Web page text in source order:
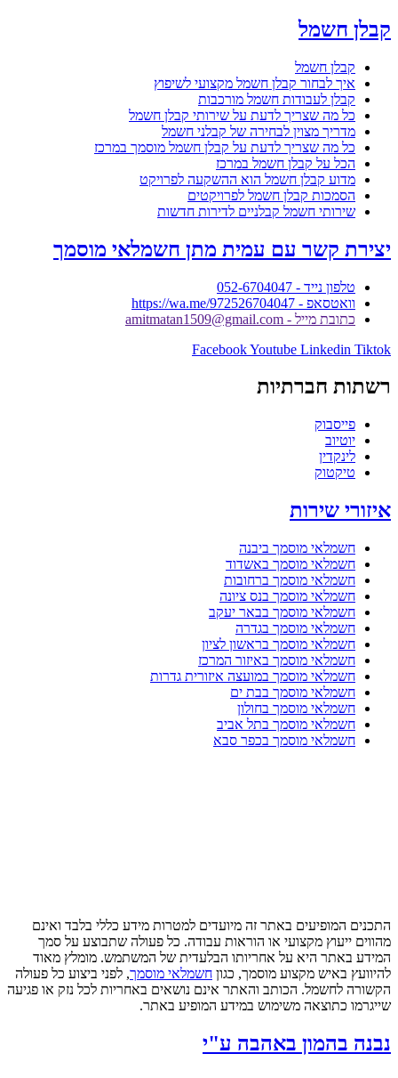
קבלן חשמל
קבלן חשמל
איך לבחור קבלן חשמל מקצועי לשיפוץ
קבלן לעבודות חשמל מורכבות
כל מה שצריך לדעת על שירותי קבלן חשמל
מדריך מצוין לבחירה של קבלני חשמל
כל מה שצריך לדעת על קבלן חשמל מוסמך במרכז
הכל על קבלן חשמל במרכז
מדוע קבלן חשמל הוא ההשקעה לפרויקט
הסמכות קבלן חשמל לפרויקטים
שירותי חשמל קבלניים לדירות חדשות
יצירת קשר עם עמית מתן חשמלאי מוסמך
טלפון נייד - 052-6704047
וואטסאפ - https://wa.me/972526704047
כתובת מייל - amitmatan1509@gmail.com
FacebookYoutube Linkedin Tiktok
רשתות חברתיות
פייסבוק
יוטיוב
לינקדין
טיקטוק
איזורי שירות
חשמלאי מוסמך ביבנה
חשמלאי מוסמך באשדוד
חשמלאי מוסמך ברחובות
חשמלאי מוסמך בנס ציונה
חשמלאי מוסמך בבאר יעקב
חשמלאי מוסמך בגדרה
חשמלאי מוסמך בראשון לציון
חשמלאי מוסמך באיזור המרכז
חשמלאי מוסמך במועצה איזורית גדרות
חשמלאי מוסמך בבת ים
חשמלאי מוסמך בחולון
חשמלאי מוסמך בתל אביב
חשמלאי מוסמך בכפר סבא
התכנים המופיעים באתר זה מיועדים למטרות מידע כללי בלבד ואינם
מהווים ייעוץ מקצועי או הוראות עבודה. כל פעולה שתבוצע על סמך
המידע באתר היא על אחריותו הבלעדית של המשתמש. מומלץ מאוד
להיוועץ באיש מקצוע מוסמך, כגון חשמלאי מוסמך, לפני ביצוע כל פעולה
הקשורה לחשמל. הכותב והאתר אינם נושאים באחריות לכל נזק או פגיעה
שייגרמו כתוצאה משימוש במידע המופיע באתר.
נבנה בהמון באהבה ע"י